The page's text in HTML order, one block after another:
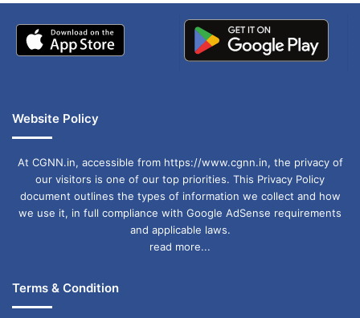
Website Policy
At CGNN.in, accessible from https://www.cgnn.in, the privacy of
our visitors is one of our top priorities. This Privacy Policy
document outlines the types of information we collect and how
we use it, in full compliance with Google AdSense requirements
and applicable laws.
read more...
Terms & Condition